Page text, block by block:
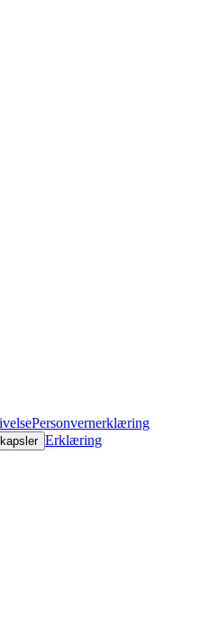
Personvernerklæring
Erklæring